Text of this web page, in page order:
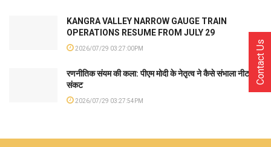
KANGRA VALLEY NARROW GAUGE TRAIN
OPERATIONS RESUME FROM JULY 29
2026/07/29 03:27:00PM
रणनीतिक संयम की कला: पीएम मोदी के नेतृत्व ने कैसे संभाला नीट
संकट
2026/07/29 03:27:54PM
Contact Us